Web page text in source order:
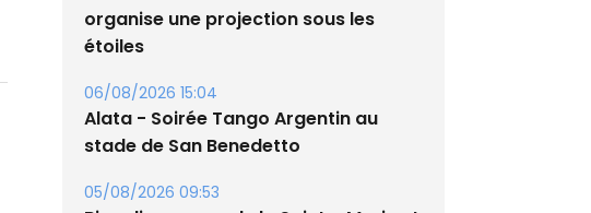
06/08/2026 15:25
Corte – L’association A Nuciola
étoiles
06/08/2026 15:04
stade de San Benedetto